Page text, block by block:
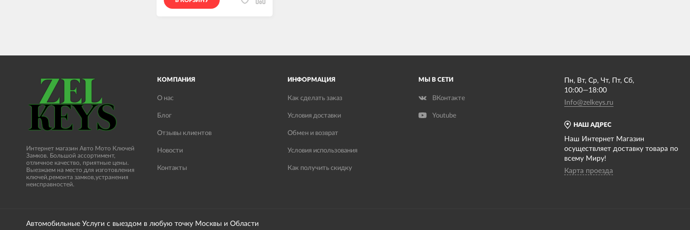
Интернет магазин Авто Мото Ключей
Замков. Большой ассортимент,
отличное качество, приятные цены.
Выезжаем на место для изготовления
ключей,ремонта замков,устранения
неисправностей.
КОМПАНИЯ
О нас
Блог
Отзывы клиентов
Новости
Контакты
ИНФОРМАЦИЯ
Как сделать заказ
Условия доставки
Обмен и возврат
Условия использования
Как получить скидку
МЫ В СЕТИ
ВКонтакте
Youtube
НАШ АДРЕС
Наш Интернет Магазин
осуществляет доставку товара по
всему Миру!
Карта проезда
Пн, Вт, Ср, Чт, Пт, Сб,
10:00—18:00
Info@zelkeys.ru
Автомобильные Услуги с выездом в любую точку Москвы и Области